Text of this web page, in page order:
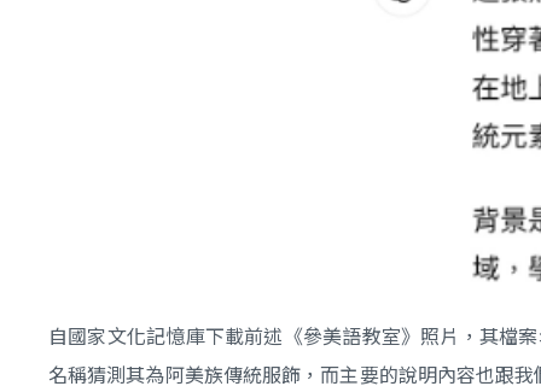
自國家文化記憶庫下載前述《參美語教室》照片，其檔
名稱猜測其為阿美族傳統服飾，而主要的說明內容也跟